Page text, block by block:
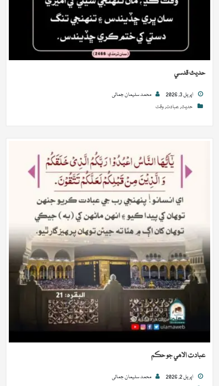
حديث قدسي
اپريل 3, 2026
محمد سلیمان جمالی
حدیث,عبادت,وقت
عبادت الاھي جو حڪم
اپريل 2, 2026
محمد سلیمان جمالی